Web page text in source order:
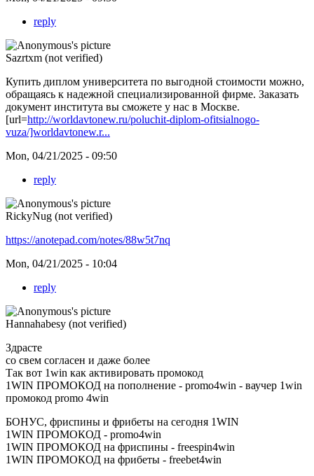
reply
Sazrtxm (not verified)
Купить диплом университета по выгодной стоимости можно,
обращаясь к надежной специализированной фирме. Заказать
документ института вы сможете у нас в Москве.
[url=http://worldavtonew.ru/poluchit-diplom-ofitsialnogo-
vuza/]worldavtonew.r...
Mon, 04/21/2025 - 09:50
reply
RickyNug (not verified)
https://anotepad.com/notes/88w5t7nq
Mon, 04/21/2025 - 10:04
reply
Hannahabesy (not verified)
Здрасте
со свем согласен и даже более
Так вот 1win как активировать промокод
1WIN ПРОМОКОД на пополнение - promo4win - ваучер 1win
промокод promo 4win
БОНУС, фриспины и фрибеты на сегодня 1WIN
1WIN ПРОМОКОД - promo4win
1WIN ПРОМОКОД на фриспины - freespin4win
1WIN ПРОМОКОД на фрибеты - freebet4win